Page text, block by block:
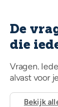
De
die
Vragen.
alvast voor
Bekijk